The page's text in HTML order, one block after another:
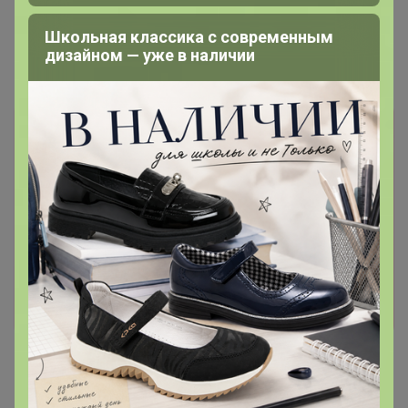
СИМА-LAND. Игрушки. У нас лучшая
цена!
СИМА-LAND. Текстиль. !!
Школьная классика с современным
дизайном — уже в наличии